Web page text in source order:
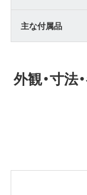
主な付属品
外観・寸法